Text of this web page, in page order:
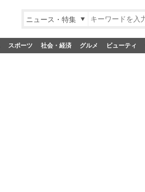
ニュース・特集
スポーツ 社会・経済 グルメ ビューティ